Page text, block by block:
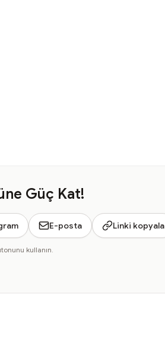
Güç Kat!
E-posta Linki kopyala
kullanın.